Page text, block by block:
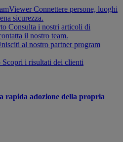
Connettere persone, luoghi
sicurezza.
Consulta i nostri articoli di
il nostro team.
al nostro partner program
Scopri i risultati dei clienti
rapida adozione della propria